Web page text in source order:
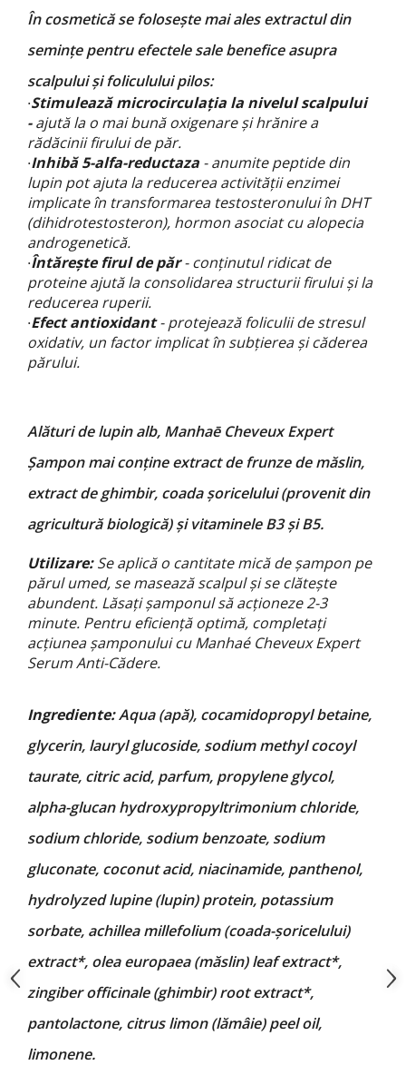
În cosmetică se folosește mai ales extractul din
semințe pentruefectele sale benefice asupra
scalpului și foliculului pilos:
·Stimulează microcirculația la nivelul scalpului
-ajută la o mai bună oxigenare și hrănire a
rădăcinii firului de păr.
·Inhibă 5-alfa-reductaza - anumite peptide din
lupin pot ajuta la reducerea activității enzimei
implicate în transformarea testosteronului în DHT
(dihidrotestosteron), hormon asociat cu alopecia
androgenetică.
·Întărește firul de păr- conținutul ridicat de
proteine ajută la consolidarea structurii firului și la
reducerea ruperii.
·Efect antioxidant- protejează foliculii de stresul
oxidativ, un factor implicat în subțierea și căderea
părului.
Alături de lupin alb, Manhaē Cheveux Expert
Șampon mai conține extract de frunze de măslin,
extract de ghimbir, coada șoricelului (provenit din
agricultură biologică) și vitaminele B3 și B5.
Utilizare:Se aplică o cantitate mică de șampon pe
părul umed, se masează scalpul și se clătește
abundent. Lăsați șamponul să acționeze 2-3
minute. Pentru eficiență optimă, completați
acțiunea șamponului cu Manhaé Cheveux Expert
Serum Anti-Cădere.
Ingrediente:Aqua (apă), cocamidopropyl betaine,
glycerin, lauryl glucoside, sodium methyl cocoyl
taurate, citric acid, parfum, propylene glycol,
alpha-glucan hydroxypropyltrimonium chloride,
sodium chloride, sodium benzoate, sodium
gluconate, coconut acid, niacinamide, panthenol,
hydrolyzed lupine (lupin) protein, potassium
sorbate, achillea millefolium (coada-șoricelului)
extract*, olea europaea (măslin) leaf extract*,
zingiber officinale (ghimbir) root extract*,
pantolactone, citrus limon (lămâie) peel oil,
limonene.